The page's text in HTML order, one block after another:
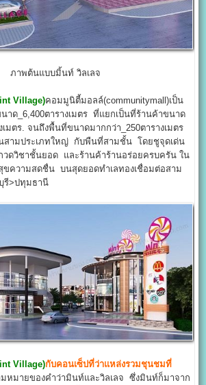
ภาพต้นแบบมิ้นท์ วิลเลจ
Village)คอมมูนิตี้มอลล์(communitymall)เป็น
าด_6,400ตารางเมตร ที่แยกเป็นที่ร้านค้าขนาด
เมตร. จนถึงพื้นที่ขนาดมากกว่า_250ตารางเมตร
สามประเภทใหญ่ กับพืนที่สามชั้น โดยชูจุดเด่น
วดวิชาชั้นยอด และร้านค้าร้านอร่อยครบครัน ใน
ขความสดชื่น บนสุดยอดทำเลทองเชื่อมต่อสาม
รี>ปทุมธานี
Village)กับคอนเซ็ปที่ว่าแหล่งรวมชุนชมที่
หมายของคำว่ามินท์และวิลเลจ ซึ่งมินท์ก็มาจาก